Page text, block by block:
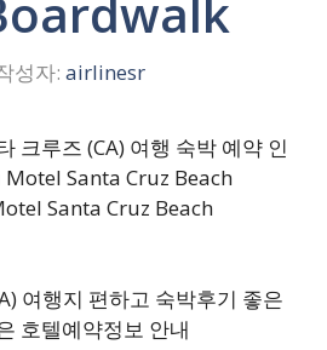
성자: airlinesr
크루즈 (CA) 여행 숙박 예약 인
Santa Cruz Beach
Santa Cruz Beach
여행지 편하고 숙박후기 좋은
호텔예약정보 안내